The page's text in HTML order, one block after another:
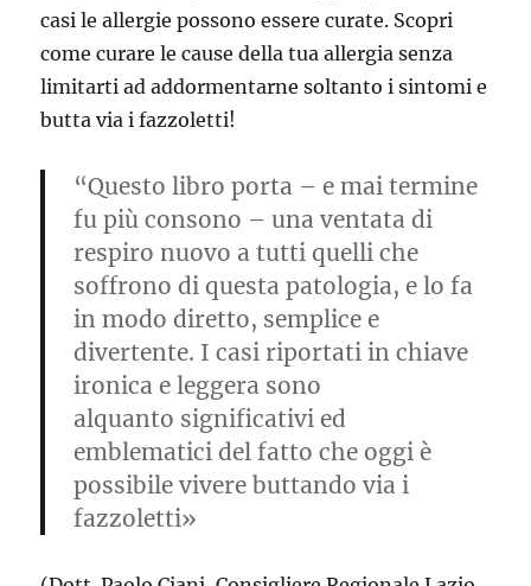
casi le allergie possono essere curate. Scopri
come curare le cause della tua allergia senza
limitarti ad addormentarne soltanto i sintomi e
butta via i fazzoletti!
“Questo libro porta – e mai termine
fu più consono – una ventata di
respiro nuovo a tutti quelli che
soffrono di questa patologia, e lo fa
in modo diretto, semplice e
divertente. I casi riportati in chiave
ironica e leggera sono
alquanto significativi ed
emblematici del fatto che oggi è
possibile vivere buttando via i
fazzoletti»